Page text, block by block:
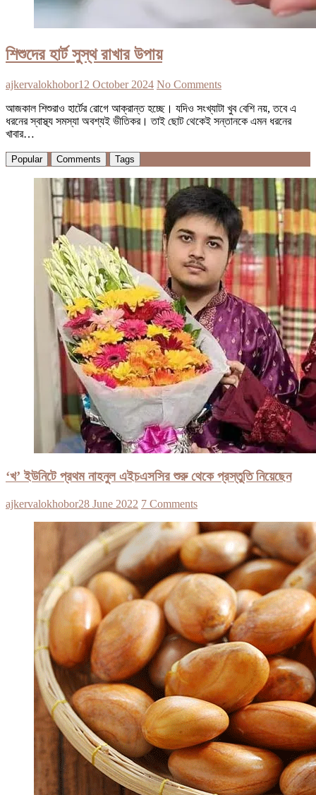
শিশুদের হার্ট সুস্থ রাখার উপায়
ajkervalokhobor12 October 2024 No Comments
আজকাল শিশুরাও হার্টের রোগে আক্রান্ত হচ্ছে। যদিও সংখ্যাটা খুব বেশি নয়, তবে এ
ধরনের স্বাস্থ্য সমস্যা অবশ্যই ভীতিকর। তাই ছোট থেকেই সন্তানকে এমন ধরনের
খাবার…
Popular Comments Tags
‘খ’ ইউনিটে প্রথম নাহনুল এইচএসসির শুরু থেকে প্রস্তুতি নিয়েছেন
ajkervalokhobor28 June 2022 7 Comments